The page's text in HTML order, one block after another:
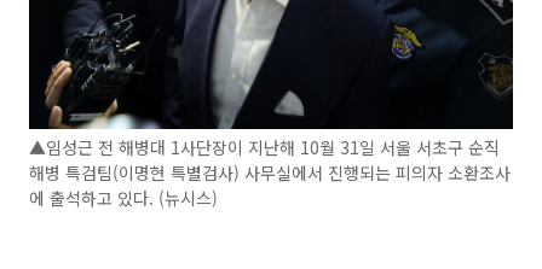
▲임성근 전 해병대 1사단장이 지난해 10월 31일 서울 서초구 순직
해병 특검팀(이명현 특별검사) 사무실에서 진행되는 피의자 소환조사
에 출석하고 있다. (뉴시스)